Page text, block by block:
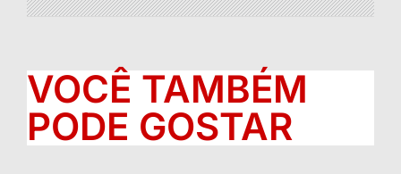
VOCÊ TAMBÉM
PODE GOSTAR